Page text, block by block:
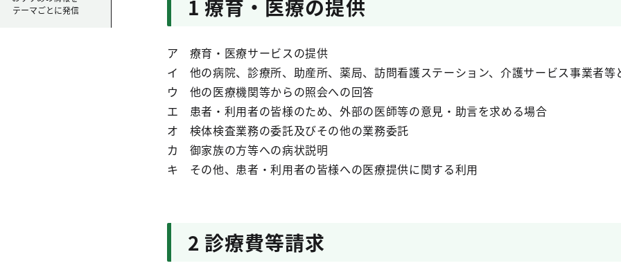
テーマごとに発信
1 療育・医療の提供
ア 療育・医療サービスの提供
イ 他の病院、診療所、助産所、薬局、訪問看護ステーション、介護サービス事業者等
ウ 他の医療機関等からの照会への回答
エ 患者・利用者の皆様のため、外部の医師等の意見・助言を求める場合
オ 検体検査業務の委託及びその他の業務委託
カ 御家族の方等への病状説明
キ その他、患者・利用者の皆様への医療提供に関する利用
2 診療費等請求